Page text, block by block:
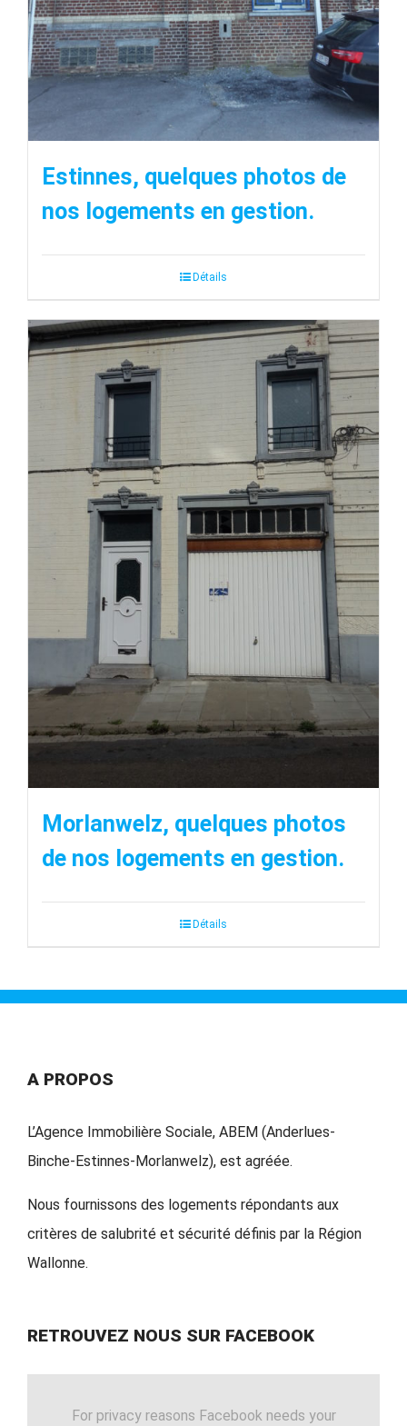
Estinnes, quelques photos de
nos logements en gestion.
Détails
Morlanwelz, quelques photos
de nos logements en gestion.
Détails
A PROPOS
L’Agence Immobilière Sociale, ABEM (Anderlues-
Binche-Estinnes-Morlanwelz), est agréée.
Nous fournissons des logements répondants aux
critères de salubrité et sécurité définis par la Région
Wallonne.
RETROUVEZ NOUS SUR FACEBOOK
For privacy reasons Facebook needs your